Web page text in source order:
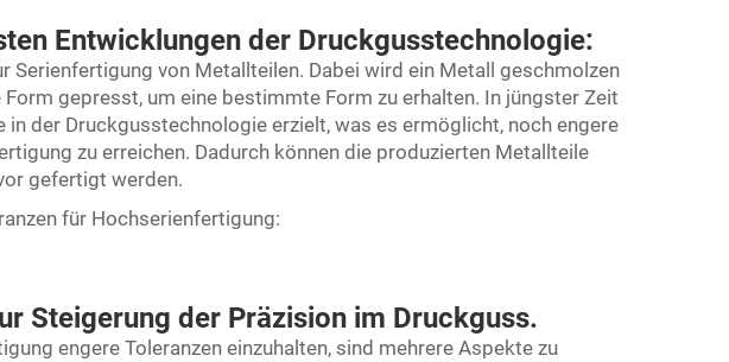
Entwicklungen der Druckgusstechnologie:
Serienfertigung von Metallteilen. Dabei wird ein Metall geschmolzen
Form gepresst, um eine bestimmte Form zu erhalten. In jüngster Zeit
der Druckgusstechnologie erzielt, was es ermöglicht, noch engere
zu erreichen. Dadurch können die produzierten Metallteile
gefertigt werden.
für Hochserienfertigung:
Steigerung der Präzision im Druckguss.
engere Toleranzen einzuhalten, sind mehrere Aspekte zu